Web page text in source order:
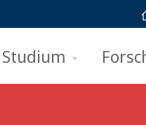
Studium